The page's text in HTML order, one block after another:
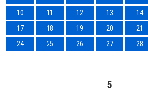
10
11 12 13 14
17
18 19 20 21
24
25 26 27 28
5